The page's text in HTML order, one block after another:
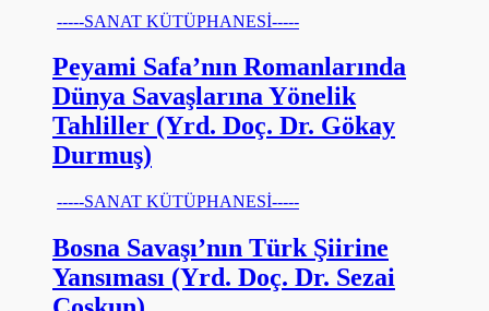
-----SANAT KÜTÜPHANESİ-----
Peyami Safa’nın Romanlarında
Dünya Savaşlarına Yönelik
Tahliller (Yrd. Doç. Dr. Gökay
Durmuş)
-----SANAT KÜTÜPHANESİ-----
Bosna Savaşı’nın Türk Şiirine
Yansıması (Yrd. Doç. Dr. Sezai